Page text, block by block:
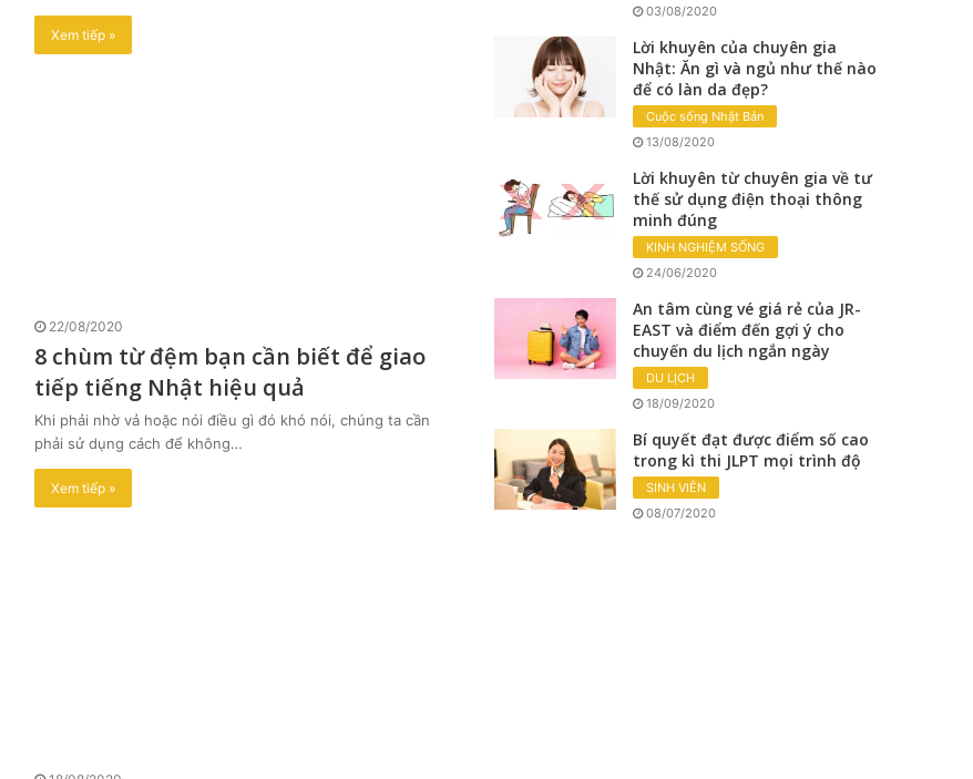
Xem tiếp »
22/08/2020
8 chùm từ đệm bạn cần biết để giao
tiếp tiếng Nhật hiệu quả
Khi phải nhờ vả hoặc nói điều gì đó khó nói, chúng ta cần
phải sử dụng cách để không…
Xem tiếp »
03/08/2020
Lời khuyên của chuyên gia
Nhật: Ăn gì và ngủ như thế nào
để có làn da đẹp?
Cuộc sống Nhật Bản
13/08/2020
Lời khuyên từ chuyên gia về tư
thế sử dụng điện thoại thông
minh đúng
KINH NGHIỆM SỐNG
24/06/2020
An tâm cùng vé giá rẻ của JR-
EAST và điểm đến gợi ý cho
chuyến du lịch ngắn ngày
DU LỊCH
18/09/2020
Bí quyết đạt được điểm số cao
trong kì thi JLPT mọi trình độ
SINH VIÊN
08/07/2020